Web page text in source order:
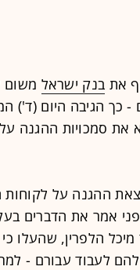
את בנק ישראל משום
- כך הגיבה היום (ד')
את סמכויות ההגנה
ההגנה על לקוחות
אמר את הדברים
הלפרין, שהעלו
לעבוד עבורם -